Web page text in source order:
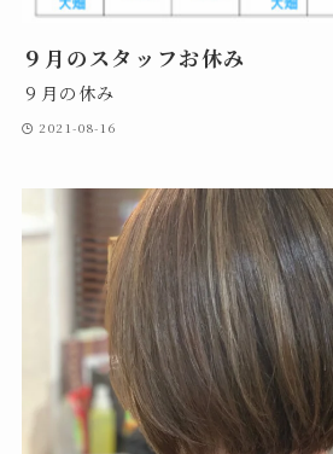
９月のスタッフお休み
９月の休み
2021-08-16